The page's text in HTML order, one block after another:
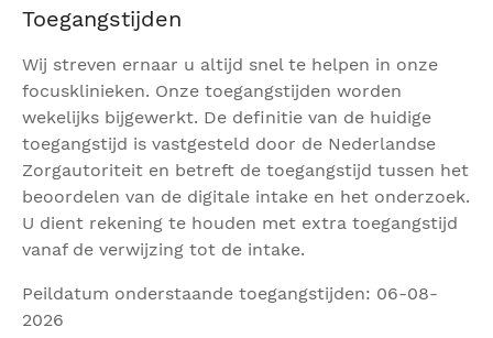
zeldzaam en de Mohs chirurg zal er alles aan doen
om deze risico's te vermijden.
Resultaat van Mohs' chirurgie
Bij de Mohs operatie wordt huidkanker met een
onvoorspelbaar groeipatroon in het gelaat
geopereerd. Dit kan betekenen dat de ontstane
wond groter is dan u zich had voorgesteld. Na de
operatie ontstaat een litteken. Afhankelijk van de
plaats waar geopereerd wordt en de grootte van de
wond zal dit minder zichtbaar worden. Wanneer u
niet tevreden bent, zal de dermatoloog samen met
Toegangstijden
Wij streven ernaar u altijd snel te helpen in onze
focusklinieken. Onze toegangstijden worden
wekelijks bijgewerkt. De definitie van de huidige
toegangstijd is vastgesteld door de Nederlandse
Zorgautoriteit en betreft de toegangstijd tussen het
beoordelen van de digitale intake en het onderzoek.
U dient rekening te houden met extra toegangstijd
vanaf de verwijzing tot de intake.
Peildatum onderstaande toegangstijden: 06-08-
2026